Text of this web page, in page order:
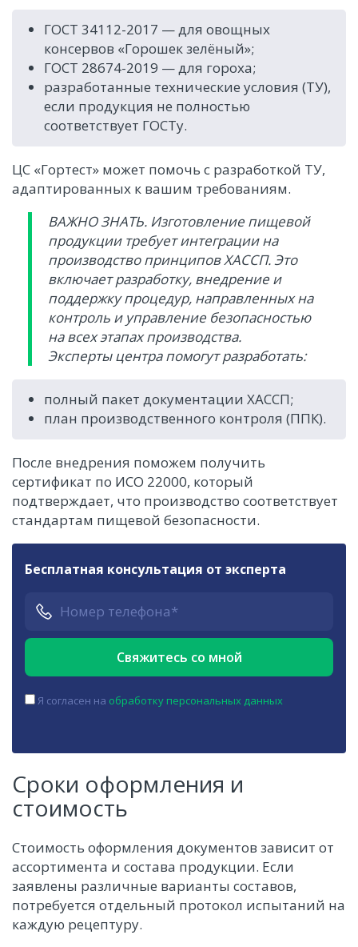
ГОСТ 34112-2017 — для овощных
консервов «Горошек зелёный»;
ГОСТ 28674-2019 — для гороха;
разработанные технические условия (ТУ),
если продукция не полностью
соответствует ГОСТу.
ЦС «Гортест» может помочь с разработкой ТУ,
адаптированных к вашим требованиям.
ВАЖНО ЗНАТЬ. Изготовление пищевой
продукции требует интеграции на
производство принципов ХАССП. Это
включает разработку, внедрение и
поддержку процедур, направленных на
контроль и управление безопасностью
на всех этапах производства.
Эксперты центра помогут разработать:
полный пакет документации ХАССП;
план производственного контроля (ППК).
После внедрения поможем получить
сертификат по ИСО 22000, который
подтверждает, что производство соответствует
стандартам пищевой безопасности.
Бесплатная консультация от эксперта
Я согласен на обработку персональных данных
Сроки оформления и
стоимость
Стоимость оформления документов зависит от
ассортимента и состава продукции. Если
заявлены различные варианты составов,
потребуется отдельный протокол испытаний на
каждую рецептуру.